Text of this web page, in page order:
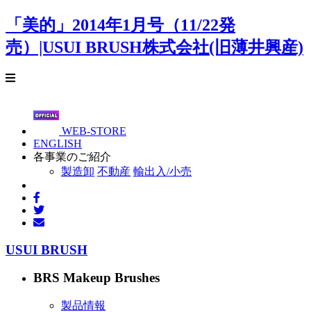
「美的」2014年1月号（11/22発
売）|USUI BRUSH株式会社(旧薄井興産)
WEB-STORE
ENGLISH
各事業のご紹介
製造卸 不動産 輸出入/小売
USUI BRUSH
BRS Makeup Brushes
製品情報